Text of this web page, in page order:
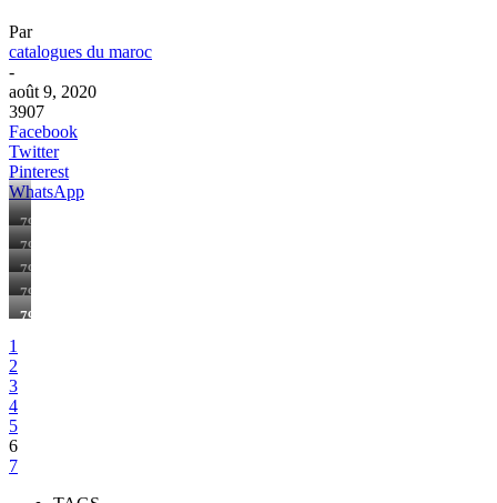
Par
catalogues du maroc
-
août 9, 2020
3907
Facebook
Twitter
Pinterest
WhatsApp
79
DH
79
DH
79
DH
79
DH
79
1
2
3
4
5
6
7